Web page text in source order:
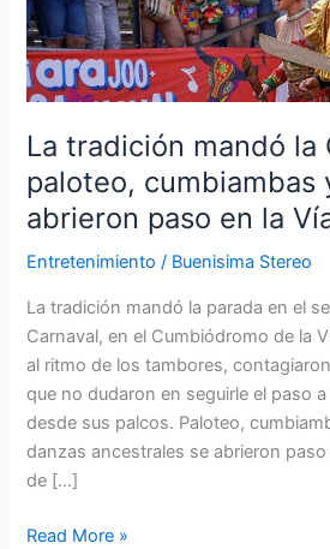
La tradición mandó la
paloteo, cumbiambas
abrieron paso en la
Entretenimiento / Buenisima Stereo
La tradición mandó la parada en el
Carnaval, en el Cumbiódromo de la
al ritmo de los tambores,
que no dudaron en seguirle el paso
desde sus palcos. Paloteo,
danzas ancestrales se abrieron
de […]
Gran
Parada:
paloteo,
cumbiambas
y
congos
se
abrieron
la
Vía
40
Read More »